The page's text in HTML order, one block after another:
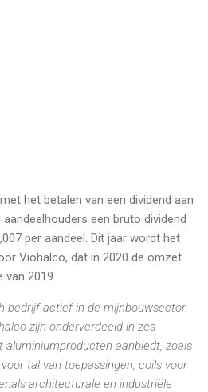
het betalen van een dividend aan
een bruto dividend
per aandeel. Dit jaar wordt het
Viohalco, dat in 2020 de omzet
2019.
bedrijf actief in de mijnbouwsector.
zijn onderverdeeld in zes
aluminiumproducten aanbiedt, zoals
tal van toepassingen, coils voor
architecturale en industriële